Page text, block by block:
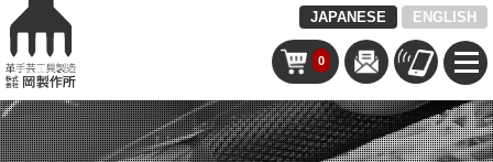
JAPANESE ENGLISH
0